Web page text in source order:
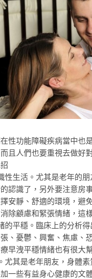
功能障礙疾病當中也
且人們也要重視去做好
生活。尤其是老年的朋
認識了，另外要注意房
安靜、舒適的環境，避
除顧慮和緊張情緒，這
平穩。臨床上的分析得
、憂鬱、興奮、焦慮、
早洩平穩情緒也有很大
其是老年朋友，身體素
一些有益身心健康的文